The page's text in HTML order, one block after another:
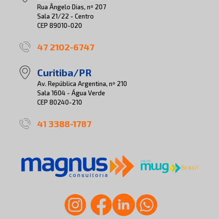
Rua Ângelo Dias, nº 207
Sala 21/22 - Centro
CEP 89010-020
47 2102-6747
Curitiba/PR
Av. República Argentina, nº 210
Sala 1604 - Água Verde
CEP 80240-210
41 3388-1787